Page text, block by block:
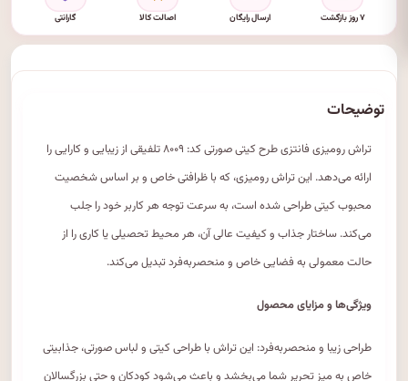
۷ روز بازگشت ارسال رایگان اصالت کالا گارانتی
توضیحات
تراش رومیزی فانتزی طرح کیتی صورتی کد: ۸۰۰۹ تلفیقی از زیبایی و کارایی را
ارائه می‌دهد. این تراش رومیزی، که با ظرافتی خاص و بر اساس شخصیت
محبوب کیتی طراحی شده است، به سرعت توجه هر کاربر خود را جلب
می‌کند. ساختار جذاب و کیفیت عالی آن، هر محیط تحصیلی یا کاری را از
حالت معمولی به فضایی خاص و منحصربه‌فرد تبدیل می‌کند.
ویژگی‌ها و مزایای محصول
طراحی زیبا و منحصربه‌فرد: این تراش با طراحی کیتی و لباس صورتی، جذابیتی
خاص به میز تحریر شما می‌بخشد و باعث می‌شود کودکان و حتی بزرگسالان